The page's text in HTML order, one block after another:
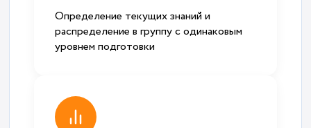
Определение текущих знаний и
распределение в группу с одинаковым
уровнем подготовки